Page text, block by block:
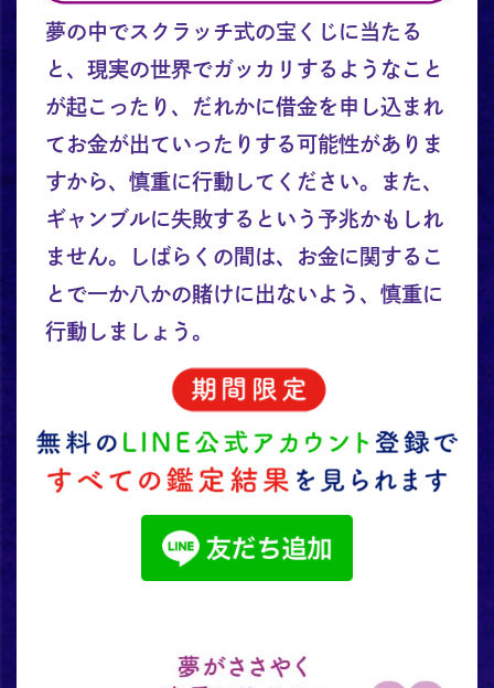
夢の中でスクラッチ式の宝くじに当たる
と、現実の世界でガッカリするようなこと
が起こったり、だれかに借金を申し込まれ
てお金が出ていったりする可能性がありま
すから、慎重に行動してください。また、
ギャンブルに失敗するという予兆かもしれ
ません。しばらくの間は、お金に関するこ
とで一か八かの賭けに出ないよう、慎重に
行動しましょう。